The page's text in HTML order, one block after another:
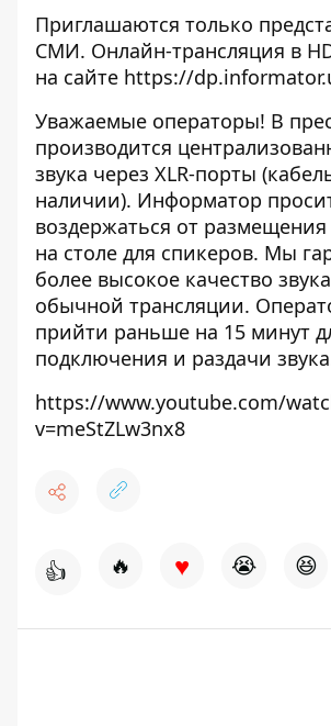
Приглашаются только
СМИ. Онлайн-трансляция в
на сайте https://
Уважаемые операторы! В
производится
звука через XLR-порты
наличии). Информатор
воздержаться от
на столе для спикеров. Мы
более высокое качество
обычной трансляции.
прийти раньше на 15 минут
подключения и раздачи
https://www.youtube.com/
v=meStZLw3nx8
👍 🔥 ♥ 😭 😆